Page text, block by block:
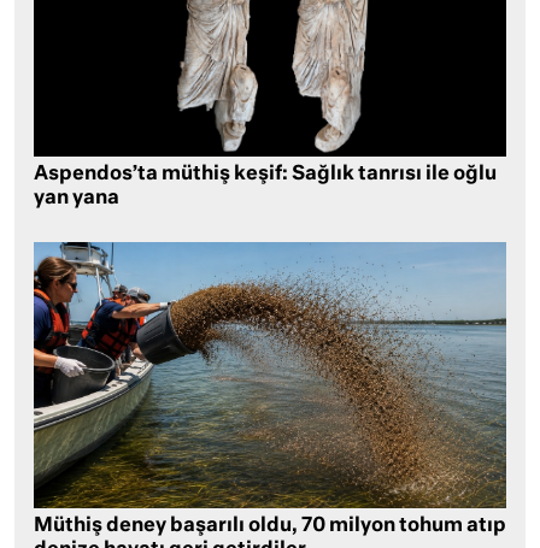
Aspendos’ta müthiş keşif: Sağlık tanrısı ile oğlu
yan yana
Müthiş deney başarılı oldu, 70 milyon tohum atıp